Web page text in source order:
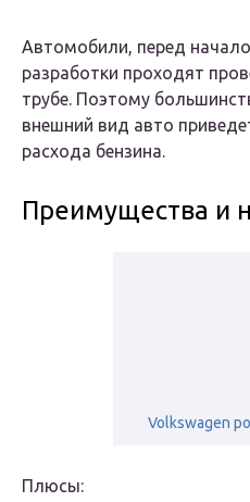
Автомобили, перед
разработки проходят
трубе. Поэтому
внешний вид авто
расхода бензина.
Преимущества и
Volkswagen
Плюсы: